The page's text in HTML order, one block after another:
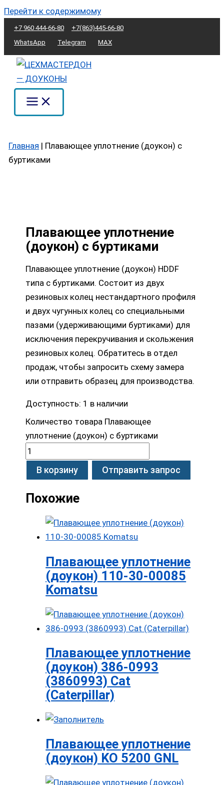
Перейти к содержимому
+7 960 444-66-80
+7(863)445-66-80
WhatsApp
Telegram MAX
Главная | Плавающее уплотнение (доукон) с
буртиками
Плавающее уплотнение
(доукон) с буртиками
Плавающее уплотнение (доукон) HDDF
типа с буртиками. Состоит из двух
резиновых колец нестандартного профиля
и двух чугунных колец со специальными
пазами (удерживающими буртиками) для
исключения перекручивания и скольжения
резиновых колец. Обратитесь в отдел
продаж, чтобы запросить схему замера
или отправить образец для производства.
Доступность: 1 в наличии
Количество товара Плавающее
уплотнение (доукон) с буртиками
В корзину Отправить запрос
Похожие
Плавающее уплотнение
(доукон) 110-30-00085
Komatsu
Плавающее уплотнение
(доукон) 386-0993
(3860993) Cat
(Caterpillar)
Плавающее уплотнение
(доукон) KO 5200 GNL